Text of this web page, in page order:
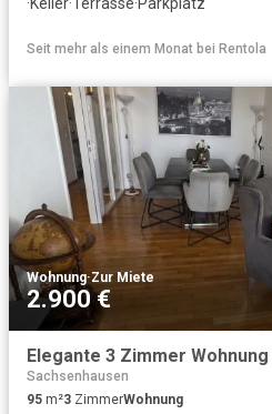
Seit mehr als einem Monat bei Rentola
Wohnung·Zur Miete
2.900 €
Sachsenhausen
95 m²3 ZimmerWohnung